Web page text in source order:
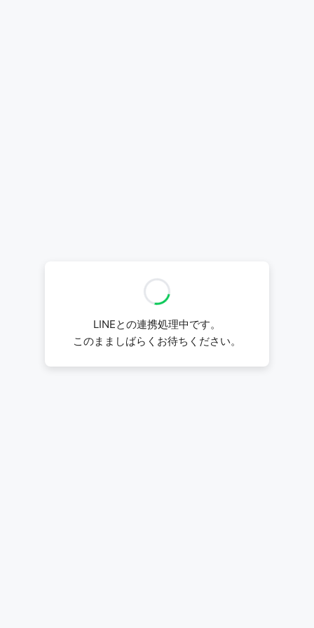
LINEとの連携処理中です。
このまましばらくお待ちください。